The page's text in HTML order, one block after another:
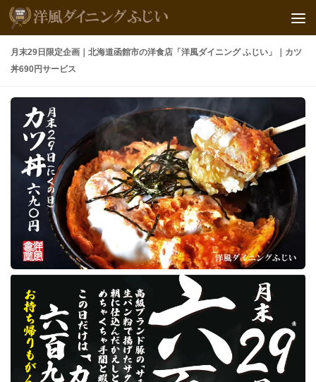
月末29日限定企画｜北海道函館市の洋食店「洋風ダイニング ふじい」｜カツ
丼690円サービス